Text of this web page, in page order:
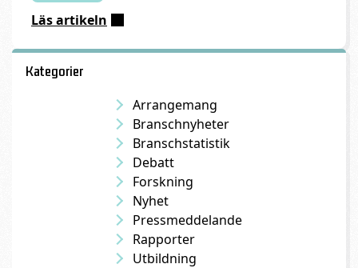
Läs artikeln
:
Nytt
automations
Kategorier
Arrangemang
Branschnyheter
Branschstatistik
Debatt
Forskning
Nyhet
Pressmeddelande
Rapporter
Utbildning